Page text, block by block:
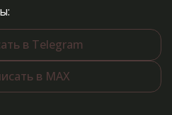
в Telegram
в MAX